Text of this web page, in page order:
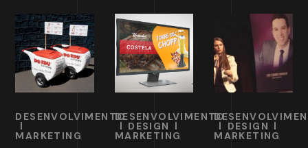
DESENVOLVIMENTO
MARKETING
DESENVOLVIMENTO
DESIGN
MARKETING
DESIGN
MARKETING